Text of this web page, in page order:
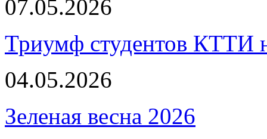
07.05.2026
Триумф студентов КТТИ
04.05.2026
Зеленая весна 2026